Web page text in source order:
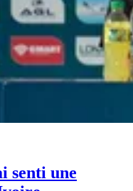
senti une